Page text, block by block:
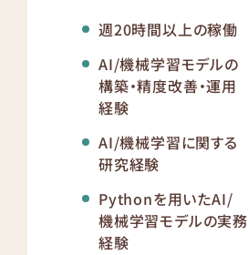
週20時間以上の稼働
AI/機械学習モデルの
構築・精度改善・運用
経験
AI/機械学習に関する
研究経験
Pythonを用いたAI/
機械学習モデルの実務
経験